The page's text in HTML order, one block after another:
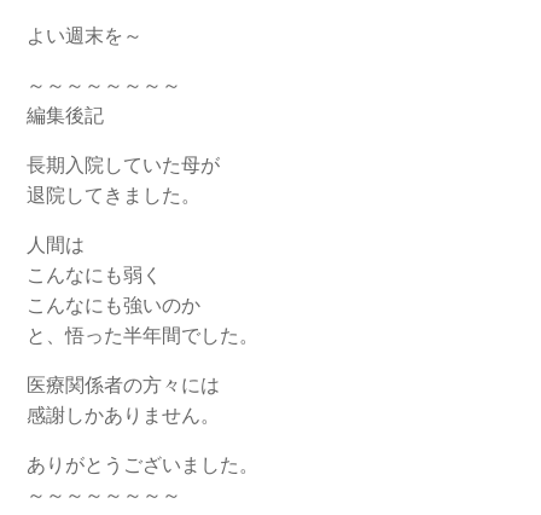
よい週末を～
～～～～～～～～
編集後記
長期入院していた母が
退院してきました。
人間は
こんなにも弱く
こんなにも強いのか
と、悟った半年間でした。
医療関係者の方々には
感謝しかありません。
ありがとうございました。
～～～～～～～～